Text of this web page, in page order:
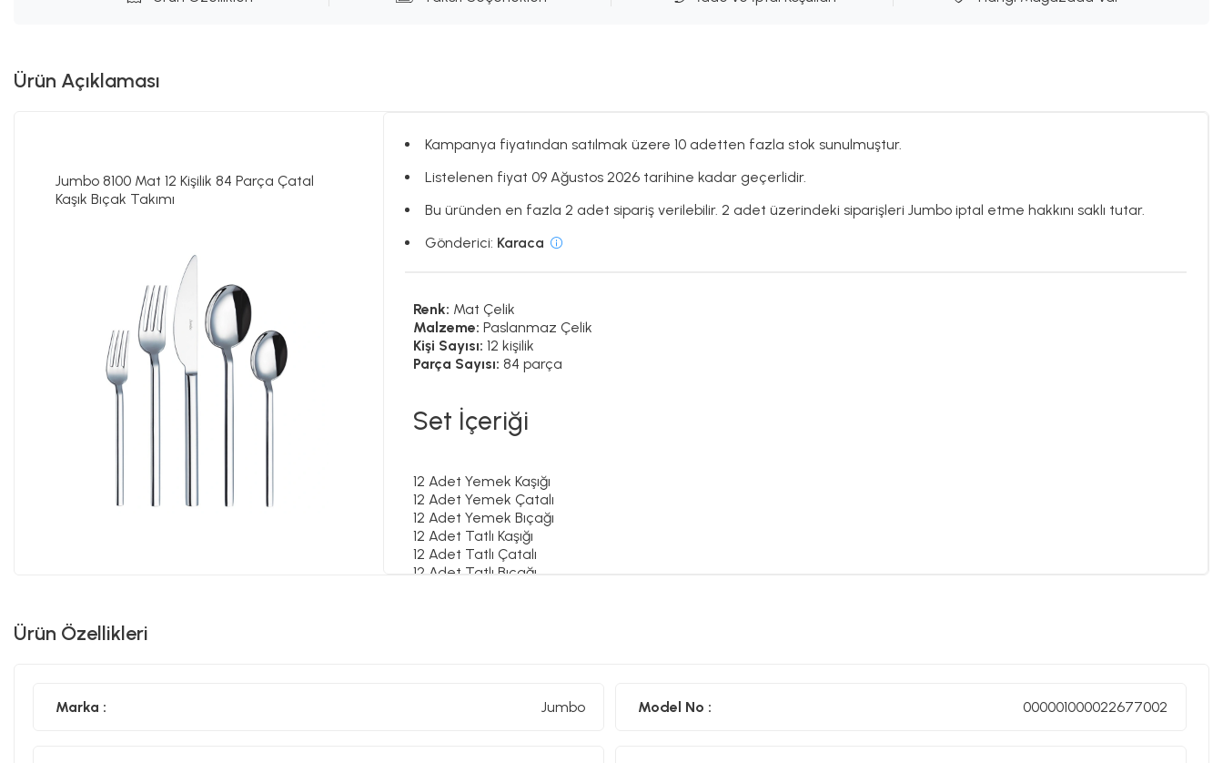
Ürün Açıklaması
Jumbo 8100 Mat 12 Kişilik 84 Parça Çatal
Kaşık Bıçak Takımı
Kampanya fiyatından satılmak üzere 10 adetten fazla stok sunulmuştur.
Listelenen fiyat 09 Ağustos 2026 tarihine kadar geçerlidir.
Bu üründen en fazla 2 adet sipariş verilebilir. 2 adet üzerindeki siparişleri Jumbo iptal etme hakkını saklı tutar.
Gönderici: Karaca
Renk: Mat Çelik
Malzeme:Paslanmaz Çelik
Kişi Sayısı:12 kişilik
Parça Sayısı:84 parça
Set İçeriği
12 Adet Yemek Kaşığı
12 Adet Yemek Çatalı
12 Adet Yemek Bıçağı
12 Adet Tatlı Kaşığı
12 Adet Tatlı Çatalı
12 Adet Tatlı Bıçağı
Yemek Kaşığı: 19,3 cm
Ürün Özellikleri
Marka : Jumbo Model No : 000001000022677002